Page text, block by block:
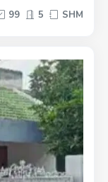
99 5 SHM